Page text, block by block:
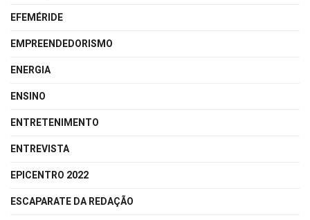
EFEMÉRIDE
EMPREENDEDORISMO
ENERGIA
ENSINO
ENTRETENIMENTO
ENTREVISTA
EPICENTRO 2022
ESCAPARATE DA REDAÇÃO